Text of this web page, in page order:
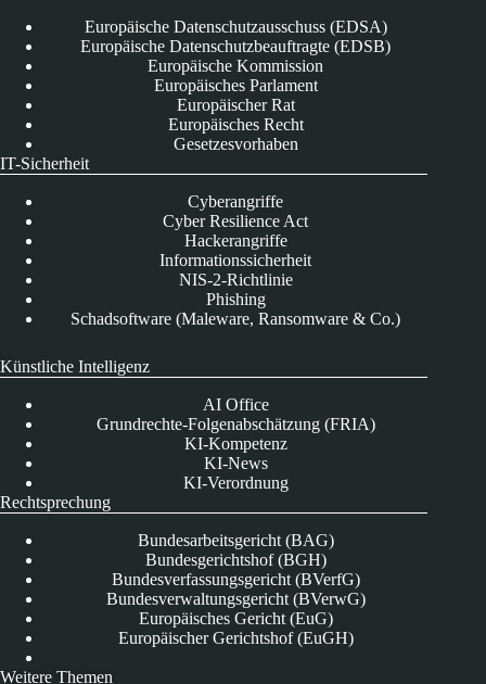
Europäische Datenschutzausschuss (EDSA)
Europäische Datenschutzbeauftragte (EDSB)
Europäische Kommission
Europäisches Parlament
Europäischer Rat
Europäisches Recht
Gesetzesvorhaben
IT-Sicherheit
Cyberangriffe
Cyber Resilience Act
Hackerangriffe
Informationssicherheit
NIS-2-Richtlinie
Phishing
Schadsoftware (Maleware, Ransomware & Co.)
Künstliche Intelligenz
AI Office
Grundrechte-Folgenabschätzung (FRIA)
KI-Kompetenz
KI-News
KI-Verordnung
Rechtsprechung
Bundesarbeitsgericht (BAG)
Bundesgerichtshof (BGH)
Bundesverfassungsgericht (BVerfG)
Bundesverwaltungsgericht (BVerwG)
Europäisches Gericht (EuG)
Europäischer Gerichtshof (EuGH)
Weitere Themen